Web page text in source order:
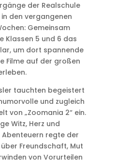
der Realschule
den vergangenen
Gemeinsam
Klassen 5 und 6 das
um dort spannende
Filme auf der großen
tauchten begeistert
und zugleich
von „Zoomania 2“ ein.
Witz, Herz und
regte der
über Freundschaft, Mut
von Vorurteilen